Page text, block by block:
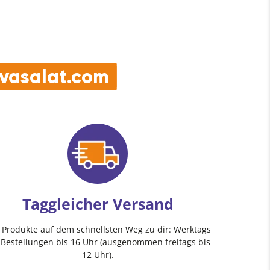
Taggleicher Versand
auf dem schnellsten Weg zu dir: Werktags
bis 16 Uhr (ausgenommen freitags bis
12 Uhr).